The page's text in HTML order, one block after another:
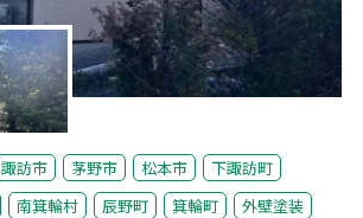
諏訪市 茅野市 松本市
下諏訪町
南箕輪村 辰野町 箕輪町
外壁塗装